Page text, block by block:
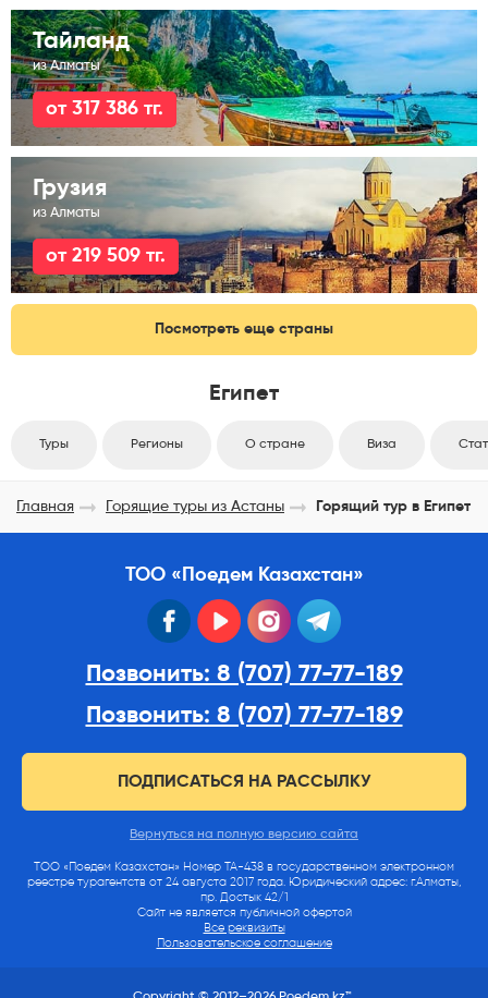
Тайланд
из Алматы
от 317 386 тг.
Грузия
из Алматы
от 219 509 тг.
Посмотреть еще страны
Египет
Туры Регионы О стране Виза
Главная Горящие туры из Астаны Горящий тур в Египет
ТОО «Поедем Казахстан»
facebook youtube instagram
Позвонить: 8 (707) 77-77-189
Позвонить: 8 (707) 77-77-189
ПОДПИСАТЬСЯ НА РАССЫЛКУ
Вернуться на полную версию сайта
ТОО «Поедем Казахстан» Номер ТА-438 в государственном электронном
реестре турагентств от 24 августа 2017 года. Юридический адрес: г.Алматы,
пр. Достык 42/1
Сайт не является публичной офертой
Все реквизиты
Пользовательское соглашение